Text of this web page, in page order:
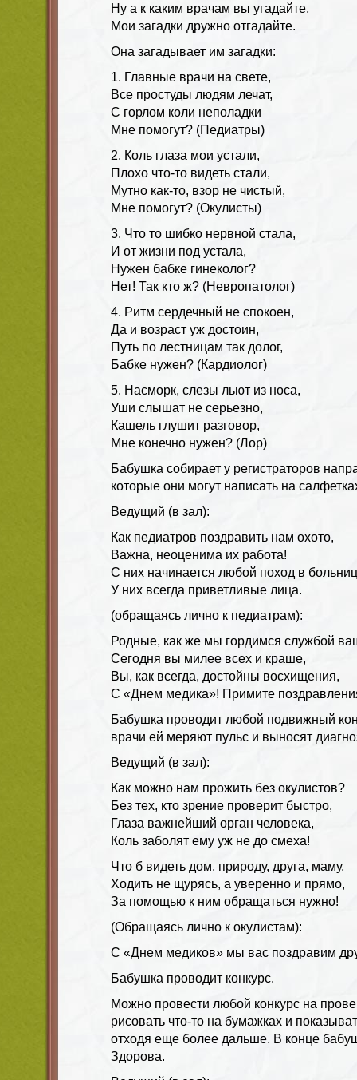
Ну а к каким врачам вы угадайте,
Мои загадки дружно отгадайте.
Она загадывает им загадки:
1. Главные врачи на свете,
Все простуды людям лечат,
С горлом коли неполадки
Мне помогут? (Педиатры)
2. Коль глаза мои устали,
Плохо что-то видеть стали,
Мутно как-то, взор не чистый,
Мне помогут? (Окулисты)
3. Что то шибко нервной стала,
И от жизни под устала,
Нужен бабке гинеколог?
Нет! Так кто ж? (Невропатолог)
4. Ритм сердечный не спокоен,
Да и возраст уж достоин,
Путь по лестницам так долог,
Бабке нужен? (Кардиолог)
5. Насморк, слезы льют из носа,
Уши слышат не серьезно,
Кашель глушит разговор,
Мне конечно нужен? (Лор)
Бабушка собирает у регистраторов
которые они могут написать на
Ведущий (в зал):
Как педиатров поздравить нам охото,
Важна, неоценима их работа!
С них начинается любой поход в
У них всегда приветливые лица.
(обращаясь лично к педиатрам):
Родные, как же мы гордимся службой
Сегодня вы милее всех и краше,
Вы, как всегда, достойны восхищения,
С «Днем медика»! Примите
Бабушка проводит любой подвижный
врачи ей меряют пульс и выносят
Ведущий (в зал):
Как можно нам прожить без окулистов?
Без тех, кто зрение проверит быстро,
Глаза важнейший орган человека,
Коль заболят ему уж не до смеха!
Что б видеть дом, природу, друга, маму,
Ходить не щурясь, а уверенно и прямо,
За помощью к ним обращаться нужно!
(Обращаясь лично к окулистам):
С «Днем медиков» мы вас поздравим
Бабушка проводит конкурс.
Можно провести любой конкурс на
рисовать что-то на бумажках и
отходя еще более дальше. В конце
Здорова.